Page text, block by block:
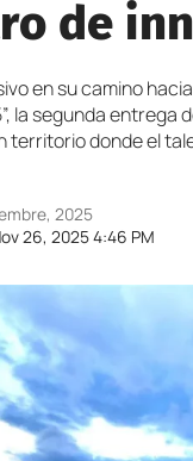
de
en su camino
la segunda
donde el
26, 2025 4:46 PM
2025